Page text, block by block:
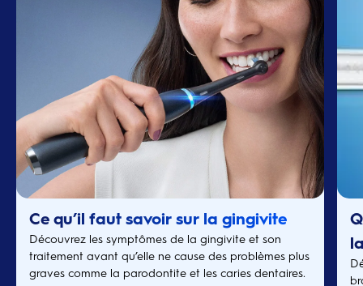
Ce qu’il faut savoir sur la gingivite
Découvrez les symptômes de la gingivite et son
traitement avant qu’elle ne cause des problèmes plus
graves comme la parodontite et les caries dentaires.